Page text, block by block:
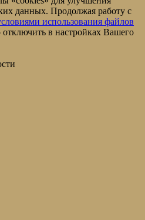
данных. Продолжая работу с
использования файлов
в настройках Вашего